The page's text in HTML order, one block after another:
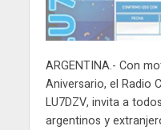
ARGENTINA.- Con
Aniversario, el Radio
LU7DZV, invita a
argentinos y